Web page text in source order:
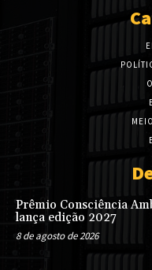
Prêmio Consciência
lança edição 2027
8 de agosto de 2026